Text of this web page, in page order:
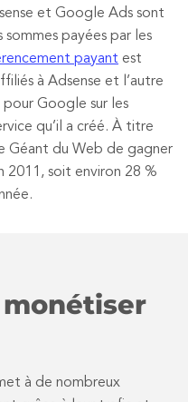
et Google Ads sont
payées par les
payant est
à Adsense et l’autre
Google sur les
qu’il a créé. À titre
Géant du Web de gagner
2011, soit environ 28 %
à de nombreux